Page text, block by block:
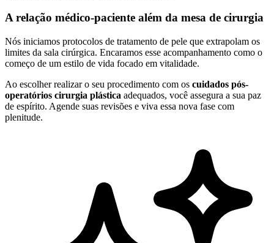
A relação médico-paciente além da mesa de cirurgia
Nós iniciamos protocolos de tratamento de pele que extrapolam os
limites da sala cirúrgica. Encaramos esse acompanhamento como o
começo de um estilo de vida focado em vitalidade.
Ao escolher realizar o seu procedimento com os cuidados pós-
operatórios cirurgia plástica adequados, você assegura a sua paz
de espírito. Agende suas revisões e viva essa nova fase com
plenitude.